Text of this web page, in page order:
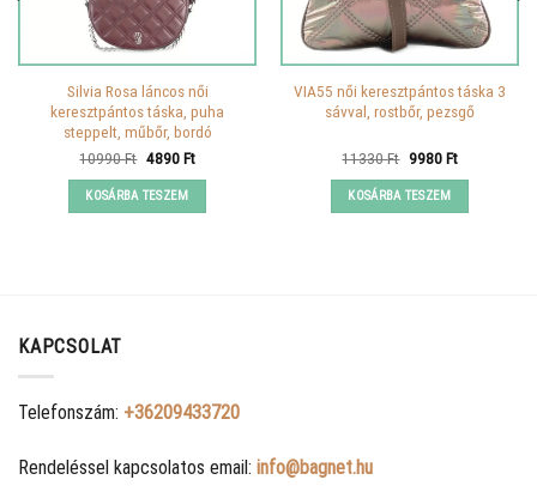
Silvia Rosa láncos női
keresztpántos táska, puha
steppelt, műbőr, bordó
10990Ft Original
was:
10990 Ft.
4890FtCurrent
KOSÁRBA TESZEM
VIA55 női keresztpántos táska 3
sávval, rostbőr, pezsgő
11330Ft Original
was:
11330 Ft.
9980FtCurrent
KOSÁRBA TESZEM
KAPCSOLAT
Telefonszám: +36209433720
Rendeléssel kapcsolatos email: info@bagnet.hu